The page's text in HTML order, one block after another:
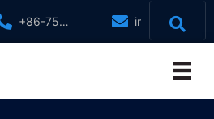
+86-755-
88321071